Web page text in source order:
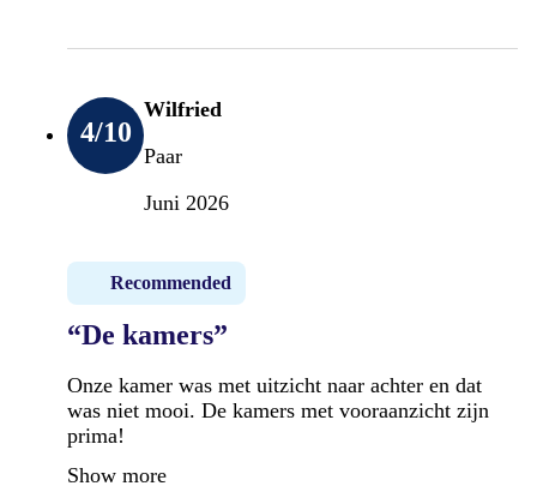
4/10
Wilfried
Paar
Juni 2026
Recommended
“De kamers”
Onze kamer was met uitzicht naar achter en dat
was niet mooi. De kamers met vooraanzicht zijn
prima!
Show more